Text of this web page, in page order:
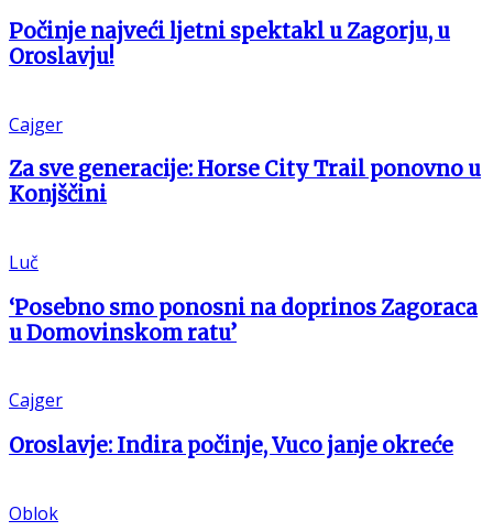
Počinje najveći ljetni spektakl u Zagorju, u
Oroslavju!
Cajger
Za sve generacije: Horse City Trail ponovno u
Konjščini
Luč
‘Posebno smo ponosni na doprinos Zagoraca
u Domovinskom ratu’
Cajger
Oroslavje: Indira počinje, Vuco janje okreće
Oblok